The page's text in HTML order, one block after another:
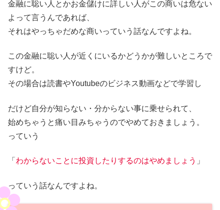
金融に聡い人とかお金儲けに詳しい人がこの商いは危ない
よって言うんであれば、
それはやっちゃだめな商いっていう話なんですよね。
この金融に聡い人が近くにいるかどうかが難しいところで
すけど。
その場合は読書やYoutubeのビジネス動画などで学習し
だけど自分が知らない・分からない事に乗せられて、
始めちゃうと痛い目みちゃうのでやめておきましょう。
っていう
「 わからないことに投資したりするのはやめましょう 」
っていう話なんですよね。